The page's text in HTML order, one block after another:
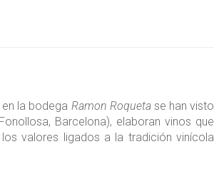
la bodega Ramon Roqueta se han visto
Barcelona), elaboran vinos que
valores ligados a la tradición vinícola